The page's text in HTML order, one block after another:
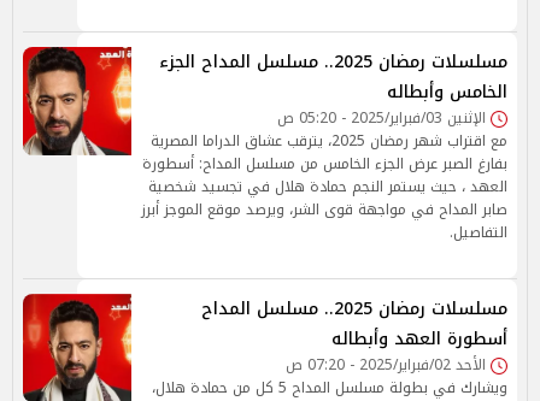
مسلسلات رمضان 2025.. مسلسل المداح الجزء
الخامس وأبطاله
الإثنين 03/فبراير/2025 - 05:20 ص
مع اقتراب شهر رمضان 2025، يترقب عشاق الدراما المصرية
بفارغ الصبر عرض الجزء الخامس من مسلسل المداح: أسطورة
العهد ، حيث يستمر النجم حمادة هلال في تجسيد شخصية
صابر المداح في مواجهة قوى الشر، ويرصد موقع الموجز أبرز
التفاصيل.
مسلسلات رمضان 2025.. مسلسل المداح
أسطورة العهد وأبطاله
الأحد 02/فبراير/2025 - 07:20 ص
ويشارك في بطولة مسلسل المداح 5 كل من حمادة هلال،